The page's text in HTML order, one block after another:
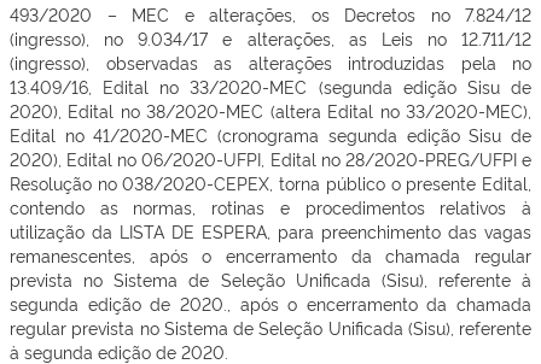
493/2020 – MEC e alterações, os Decretos no 7.824/12
(ingresso), no 9.034/17 e alterações, as Leis no 12.711/12
(ingresso), observadas as alterações introduzidas pela no
13.409/16, Edital no 33/2020-MEC (segunda edição Sisu de
2020), Edital no 38/2020-MEC (altera Edital no 33/2020-MEC),
Edital no 41/2020-MEC (cronograma segunda edição Sisu de
2020), Edital no 06/2020-UFPI, Edital no 28/2020-PREG/UFPI e
Resolução no 038/2020-CEPEX, torna público o presente Edital,
contendo as normas, rotinas e procedimentos relativos à
utilização da LISTA DE ESPERA, para preenchimento das vagas
remanescentes, após o encerramento da chamada regular
prevista no Sistema de Seleção Unificada (Sisu), referente à
segunda edição de 2020., após o encerramento da chamada
regular prevista no Sistema de Seleção Unificada (Sisu), referente
à segunda edição de 2020.